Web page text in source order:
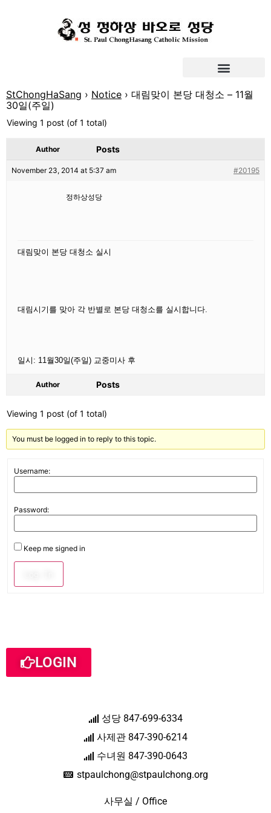
StChongHaSang › Notice › 대림맞이 본당 대청소 – 11월
30일(주일)
Viewing 1 post (of 1 total)
Author Posts
November 23, 2014 at 5:37 am #20195
정하상성당
대림맞이 본당 대청소 실시
대림시기를 맞아 각 반별로 본당 대청소를 실시합니다.
일시: 11월30일(주일) 교중미사 후
Author Posts
Viewing 1 post (of 1 total)
You must be logged in to reply to this topic.
Username:
Password:
Keep me signed in
LOGIN
성당 847-699-6334
사제관 847-390-6214
수녀원 847-390-0643
stpaulchong@stpaulchong.org
사무실 / Office